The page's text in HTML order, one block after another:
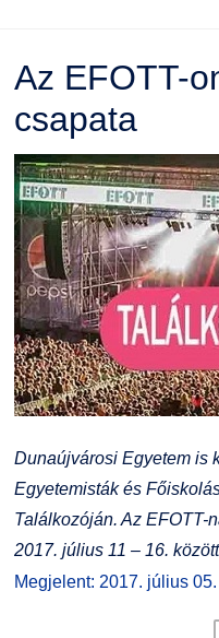
Az EFOTT-
csapata
Dunaújvárosi Egyetem is
Egyetemisták és
Találkozóján. Az EFOTT-
2017. július 11 – 16.
Megjelent: 2017. július 05.